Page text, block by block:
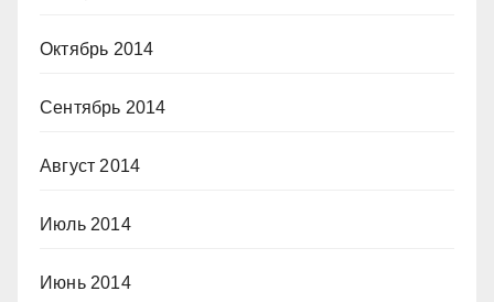
Октябрь 2014
Сентябрь 2014
Август 2014
Июль 2014
Июнь 2014